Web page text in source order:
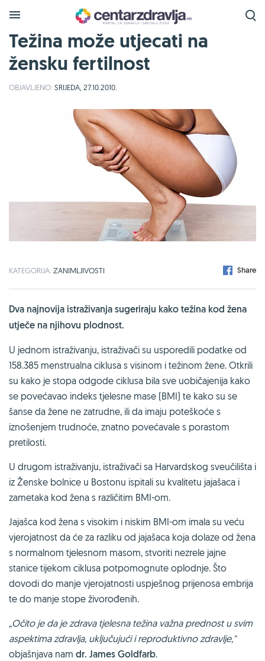
Težina može utjecati na
žensku fertilnost
OBJAVLJENO: SRIJEDA, 27.10.2010.
KATEGORIJA: ZANIMLJIVOSTI Share
Dva najnovija istraživanja sugeriraju kako težina kod žena
utječe na njihovu plodnost.
U jednom istraživanju, istraživači su usporedili podatke od
158.385 menstrualna ciklusa s visinom i težinom žene. Otkrili
su kako je stopa odgode ciklusa bila sve uobičajenija kako
se povećavao indeks tjelesne mase (BMI) te kako su se
šanse da žene ne zatrudne, ili da imaju poteškoće s
iznošenjem trudnoće, znatno povećavale s porastom
pretilosti.
U drugom istraživanju, istraživači sa Harvardskog sveučilišta i
iz Ženske bolnice u Bostonu ispitali su kvalitetu jajašaca i
zametaka kod žena s različitim BMI-om.
Jajašca kod žena s visokim i niskim BMI-om imala su veću
vjerojatnost da će za razliku od jajašaca koja dolaze od žena
s normalnom tjelesnom masom, stvoriti nezrele jajne
stanice tijekom ciklusa potpomognute oplodnje. Što
dovodi do manje vjerojatnosti uspješnog prijenosa embrija
te do manje stope živorođenih.
„Očito je da je zdrava tjelesna težina važna prednost u svim
aspektima zdravlja, uključujući i reproduktivno zdravlje,"
objašnjava nam dr. James Goldfarb.